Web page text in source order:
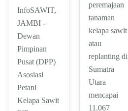
InfoSAWIT,
JAMBI -
Dewan
Pimpinan
Pusat (DPP)
Asosiasi
Petani
Kelapa Sawit
peremajaan
tanaman
kelapa sawit
atau
replanting di
Sumatra
Utara
mencapai
11.067